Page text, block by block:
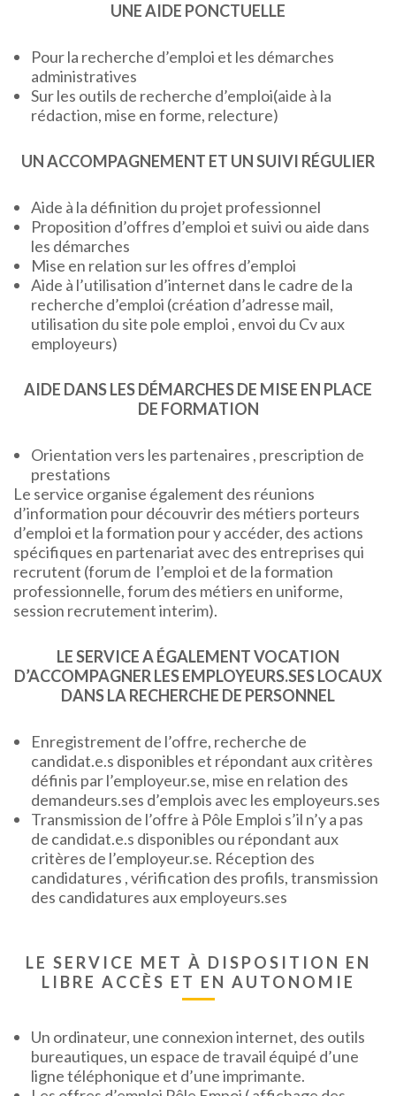
UNE AIDE PONCTUELLE
Pour la recherche d’emploi et les démarches
administratives
Sur les outils de recherche d’emploi(aide à la
rédaction, mise en forme, relecture)
UN ACCOMPAGNEMENT ET UN SUIVI RÉGULIER
Aide à la définition du projet professionnel
Proposition d’offres d’emploi et suivi ou aide dans
les démarches
Mise en relation sur les offres d’emploi
Aide à l’utilisation d’internet dans le cadre de la
recherche d’emploi (création d’adresse mail,
utilisation du site pole emploi , envoi du Cv aux
employeurs)
AIDE DANS LES DÉMARCHES DE MISE EN PLACE
DE FORMATION
Orientation vers les partenaires , prescription de
prestations
Le service organise également des réunions
d’information pour découvrir des métiers porteurs
d’emploi et la formation pour y accéder, des actions
spécifiques en partenariat avec des entreprises qui
recrutent (forum de l’emploi et de la formation
professionnelle, forum des métiers en uniforme,
session recrutement interim).
LE SERVICE A ÉGALEMENT VOCATION
D’ACCOMPAGNER LES EMPLOYEURS.SES LOCAUX
DANS LA RECHERCHE DE PERSONNEL
Enregistrement de l’offre, recherche de
candidat.e.s disponibles et répondant aux critères
définis par l’employeur.se, mise en relation des
demandeurs.ses d’emplois avec les employeurs.ses
Transmission de l’offre à Pôle Emploi s’il n’y a pas
de candidat.e.s disponibles ou répondant aux
critères de l’employeur.se. Réception des
candidatures , vérification des profils, transmission
des candidatures aux employeurs.ses
LE SERVICE MET À DISPOSITION EN
LIBRE ACCÈS ET EN AUTONOMIE
Un ordinateur, une connexion internet, des outils
bureautiques, un espace de travail équipé d’une
ligne téléphonique et d’une imprimante.